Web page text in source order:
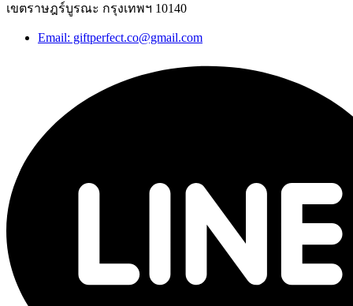
เขตราษฎร์บูรณะ กรุงเทพฯ 10140
Email: giftperfect.co@gmail.com